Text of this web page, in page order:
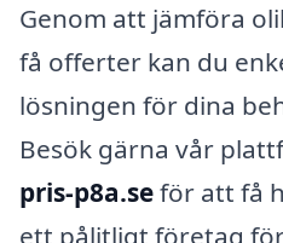
Genom att jämföra
få offerter kan du
lösningen för dina
Besök gärna vår
pris-p8a.seför att få
ett pålitligt företag